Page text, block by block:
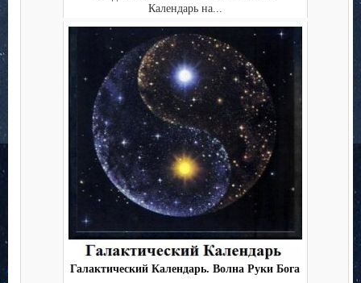
Календарь на...
Галактический Календарь. Волна Руки Бога